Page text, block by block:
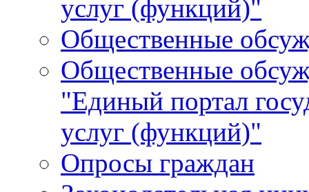
услуг (функций)"
Общественные
Общественные
"Единый портал
услуг (функций)"
Опросы граждан